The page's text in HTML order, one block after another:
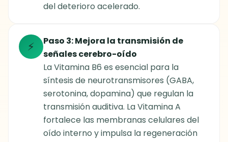
del deterioro acelerado.
⚡
Paso 3: Mejora la transmisión de
señales cerebro-oído
La Vitamina B6 es esencial para la
síntesis de neurotransmisores (GABA,
serotonina, dopamina) que regulan la
transmisión auditiva. La Vitamina A
fortalece las membranas celulares del
oído interno y impulsa la regeneración